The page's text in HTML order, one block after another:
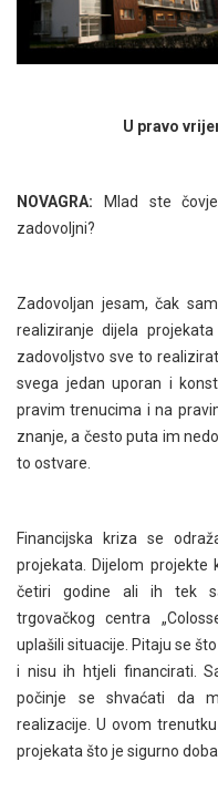
U pravo
NOVAGRA: Mlad ste
zadovoljni?
Zadovoljan jesam, čak
realiziranje dijela
zadovoljstvo sve to
svega jedan uporan i
pravim trenucima i na
znanje, a često puta im
to ostvare.
Financijska kriza se
projekata. Dijelom
četiri godine ali ih tek
trgovačkog centra
uplašili situacije. Pitaju se
i nisu ih htjeli financirati.
počinje se shvaćati da
realizacije. U ovom
projekata što je sigurno